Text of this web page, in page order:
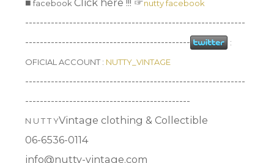
facebook nutty facebook
------------------------------------------------------------
---------------------------------------------
:
OFICIAL ACCOUNT : NUTTY_VINTAGE
------------------------------------------------------------
---------------------------------------------
N U T T YVintage clothing & Collectible
06-6536-0114
info@nutty-vintage.com